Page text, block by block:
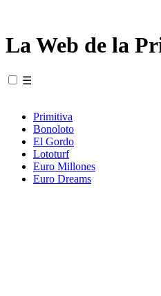
La Web de la
☰
Primitiva
Bonoloto
El Gordo
Lototurf
Euro Millones
Euro Dreams